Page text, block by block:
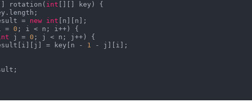
rotation( int [][] key) {
= new int [n][n];
= 0 ; i < n; i++) {
j = 0 ; j < n; j++) {
result[i][j] = key[n -
1 - j][i];